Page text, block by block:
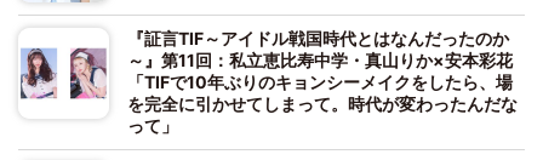
『証言TIF～アイドル戦国時代とはなんだったのか
～』第11回：私立恵比寿中学・真山りか×安本彩花
「TIFで10年ぶりのキョンシーメイクをしたら、場
を完全に引かせてしまって。時代が変わったんだな
って」